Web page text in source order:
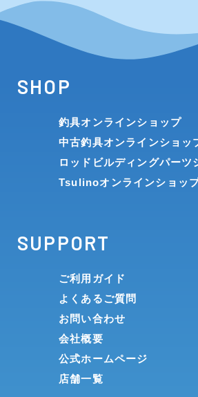
SHOP
釣具オンラインショップ
中古釣具オンラインショッ
ロッドビルディングパーツ
Tsulinoオンラインショッ
SUPPORT
ご利用ガイド
よくあるご質問
お問い合わせ
会社概要
公式ホームページ
店舗一覧